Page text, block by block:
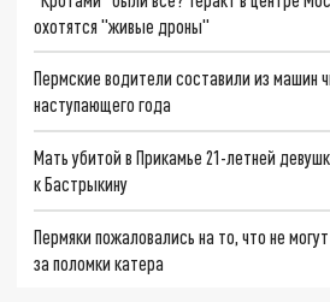
охотятся "живые дроны"
Пермские водители составили из машин
наступающего года
Мать убитой в Прикамье 21-летней
к Бастрыкину
Пермяки пожаловались на то, что не
за поломки катера